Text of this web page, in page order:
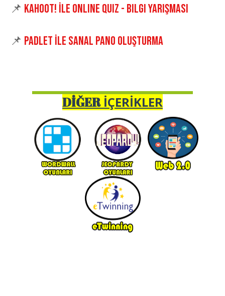
📌 Kahoot! İle Online Quiz - Bilgi Yarışması
📌 Padlet İle Sanal Pano Oluşturma
DİĞERİÇERİKLER